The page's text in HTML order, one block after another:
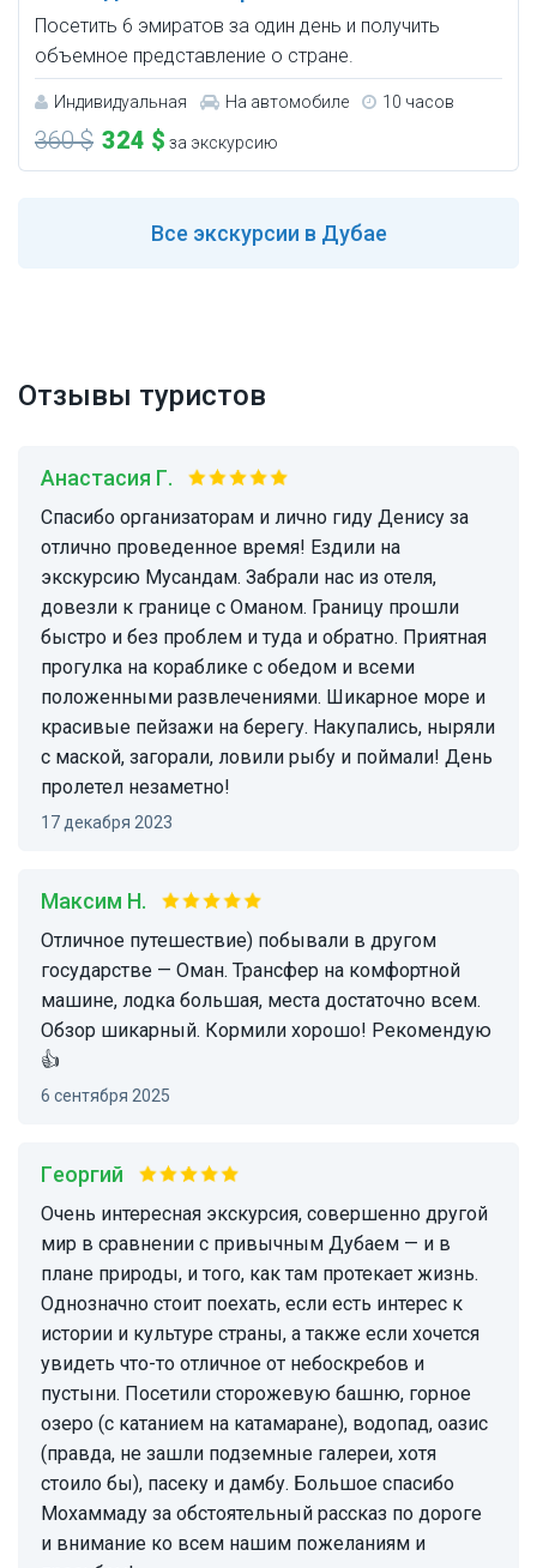
Посетить 6 эмиратов за один день и получить
объемное представление о стране.
Индивидуальная На автомобиле 10 часов
360 $ 324 $ за экскурсию
Все экскурсии в Дубае
Отзывы туристов
Анастасия Г.
Спасибо организаторам и лично гиду Денису за
отлично проведенное время! Ездили на
экскурсию Мусандам. Забрали нас из отеля,
довезли к границе с Оманом. Границу прошли
быстро и без проблем и туда и обратно. Приятная
прогулка на кораблике с обедом и всеми
положенными развлечениями. Шикарное море и
красивые пейзажи на берегу. Накупались, ныряли
с маской, загорали, ловили рыбу и поймали! День
пролетел незаметно!
17 декабря 2023
Максим Н.
Отличное путешествие) побывали в другом
государстве — Оман. Трансфер на комфортной
машине, лодка большая, места достаточно всем.
Обзор шикарный. Кормили хорошо! Рекомендую
👍
6 сентября 2025
Георгий
Очень интересная экскурсия, совершенно другой
мир в сравнении с привычным Дубаем — и в
плане природы, и того, как там протекает жизнь.
Однозначно стоит поехать, если есть интерес к
истории и культуре страны, а также если хочется
увидеть что-то отличное от небоскребов и
пустыни. Посетили сторожевую башню, горное
озеро (с катанием на катамаране), водопад, оазис
(правда, не зашли подземные галереи, хотя
стоило бы), пасеку и дамбу. Большое спасибо
Мохаммаду за обстоятельный рассказ по дороге
и внимание ко всем нашим пожеланиям и